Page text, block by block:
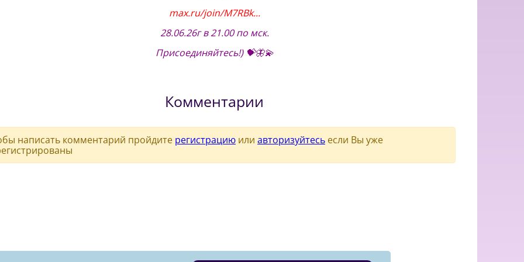
max.ru/join/M7RBk...
28.06.26г в 21.00 по мск.
Присоединяйтесь!) 💝🦋💫
Комментарии
написать комментарий пройдите регистрацию или авторизуйтесь если Вы уже